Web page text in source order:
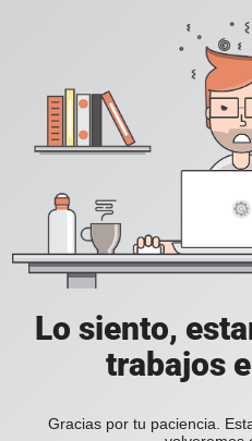
Lo siento,
trabajos
Gracias por tu paciencia.